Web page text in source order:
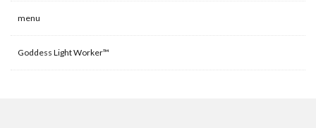
menu
Goddess Light Worker™